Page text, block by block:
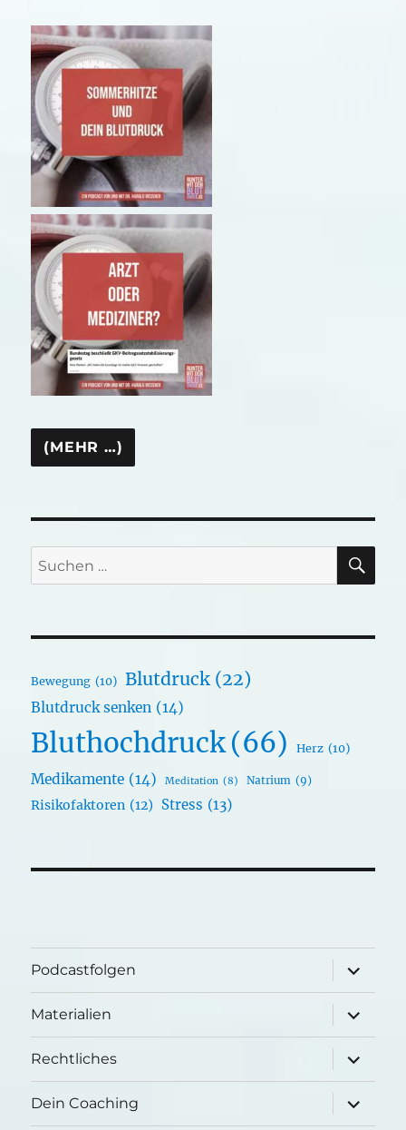
Suchen
nach:
Bewegung (10) Blutdruck (22)
Blutdruck senken (14)
Bluthochdruck(66) Herz (10)
Medikamente (14) Meditation (8) Natrium (9)
Risikofaktoren (12) Stress (13)
Podcastfolgen
öffnen
Materialien
öffnen
Rechtliches
öffnen
Dein Coaching
öffnen